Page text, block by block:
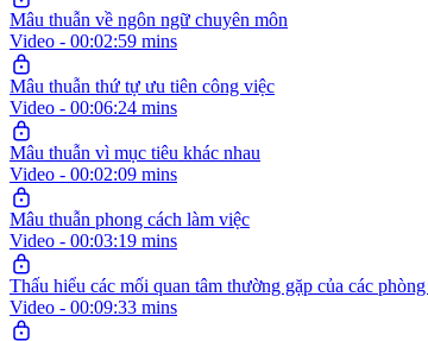
Mâu thuẫn về ngôn ngữ chuyên môn
Video - 00:02:59 mins
Mâu thuẫn thứ tự ưu tiên công việc
Video - 00:06:24 mins
Mâu thuẫn vì mục tiêu khác nhau
Video - 00:02:09 mins
Mâu thuẫn phong cách làm việc
Video - 00:03:19 mins
Thấu hiểu các mối quan tâm thường gặp của các phòng
Video - 00:09:33 mins